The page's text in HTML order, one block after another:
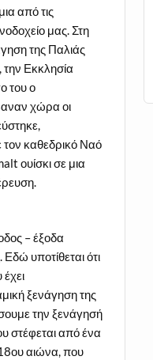
από τις
μας. Στη
της Παλιάς
Εκκλησία
του ο
χώρα οι
τον καθεδρικό Ναό
ουίσκι σε μια
– έξοδα
υποτίθεται ότι
ξενάγηση της
την ξενάγησή
στέφεται από ένα
αιώνα, που